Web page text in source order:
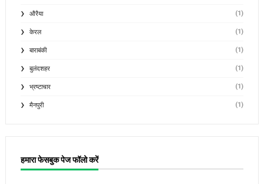
औरैया (1)
केरल (1)
बाराबंकी (1)
बुलंदशहर (1)
भ्रष्टाचार (1)
मैनपुरी (1)
हमारा फेसबुक पेज फॉलो करें